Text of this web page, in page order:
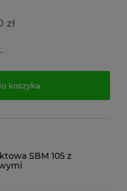
zł
koszyka
SBM 105 z